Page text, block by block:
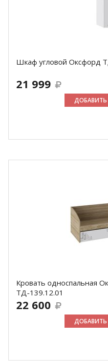
Шкаф угловой Оксфорд
21 999
ДОБАВИТЬ
Кровать односпальная
ТД-139.12.01
22 600
ДОБАВИТЬ